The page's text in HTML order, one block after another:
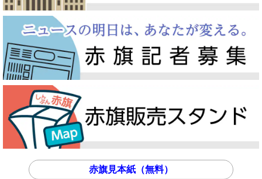
赤旗見本紙（無料）